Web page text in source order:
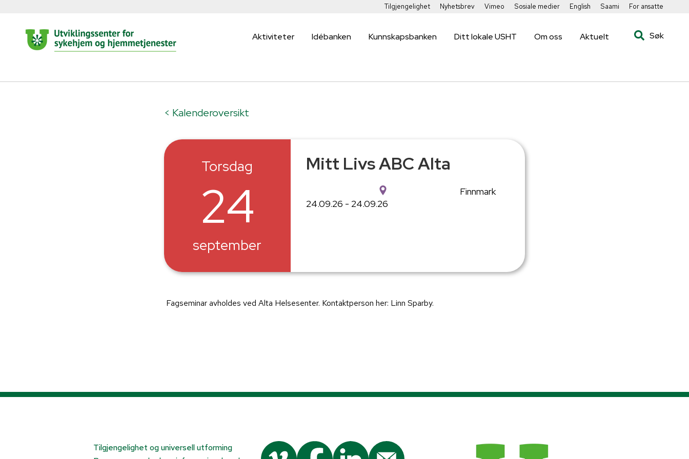
Tilgjengelighet Nyhetsbrev Vimeo Sosiale medier English Saami For ansatte
Aktiviteter Idébanken Kunnskapsbanken Ditt lokale USHT Om oss Aktuelt Søk
< Kalenderoversikt
Torsdag
24
september
Mitt Livs ABC Alta
Finnmark
24.09.26 - 24.09.26
Fagseminar avholdes ved Alta Helsesenter. Kontaktperson her: Linn Sparby.
Tilgjengelighet og universell utforming